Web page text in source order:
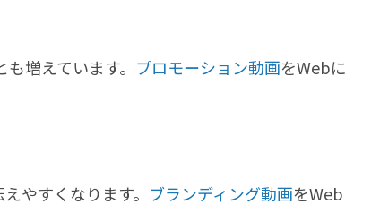
増えています。 プロモーション動画をWebに
やすくなります。 ブランディング動画をWeb